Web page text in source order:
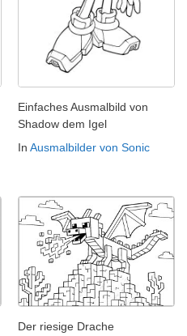
Einfaches Ausmalbild von
Shadow dem Igel
In Ausmalbilder von Sonic
Der riesige Drache